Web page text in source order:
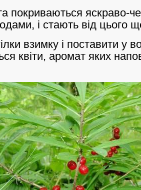
покриваються яскраво-
і стають від цього
взимку і поставити у
квіти, аромат яких